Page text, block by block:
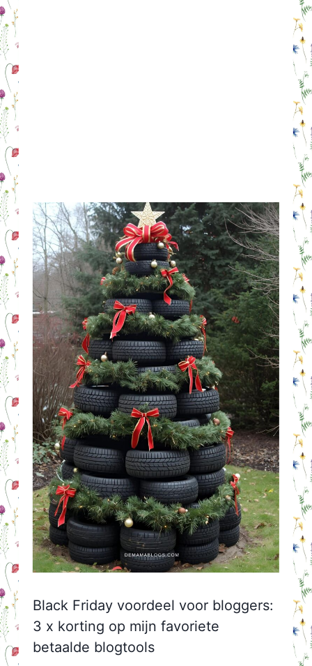
Black Friday voordeel voor bloggers:
3 x korting op mijn favoriete
betaalde blogtools